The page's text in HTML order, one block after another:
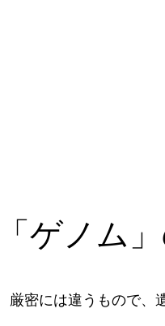
ゲノム
密には違うもので、